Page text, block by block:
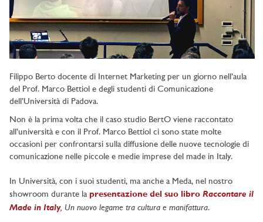
Filippo Berto docente di Internet Marketing per un giorno nell’aula
del Prof. Marco Bettiol e degli studenti di Comunicazione
dell’Università di Padova.
Non è la prima volta che il caso studio BertO viene raccontato
all’università e con il Prof. Marco Bettiol ci sono state molte
occasioni per confrontarsi sulla diffusione delle nuove tecnologie di
comunicazione nelle piccole e medie imprese del made in Italy.
In Università, con i suoi studenti, ma anche a Meda, nel nostro
showroom durante la presentazione del suo libro Raccontare il
Made in Italy, Un nuovo legame tra cultura e manifattura.